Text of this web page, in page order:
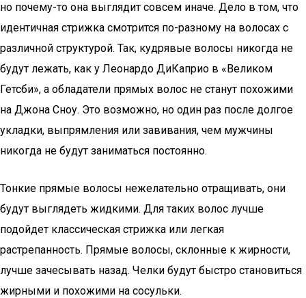
но почему-то она выглядит совсем иначе. Дело в том, что
идентичная стрижка смотрится по-разному на волосах с
различной структурой. Так, кудрявые волосы никогда не
будут лежать, как у Леонардо ДиКаприо в «Великом
Гетсби», а обладатели прямых волос не станут похожими
на Джона Сноу. Это возможно, но один раз после долгое
укладки, выпрямления или завивания, чем мужчины
никогда не будут заниматься постоянно.
Тонкие прямые волосы нежелательно отращивать, они
будут выглядеть жидкими. Для таких волос лучше
подойдет классическая стрижка или легкая
растрепанность. Прямые волосы, склонные к жирности,
лучше зачесывать назад. Челки будут быстро становиться
жирными и похожими на сосульки.